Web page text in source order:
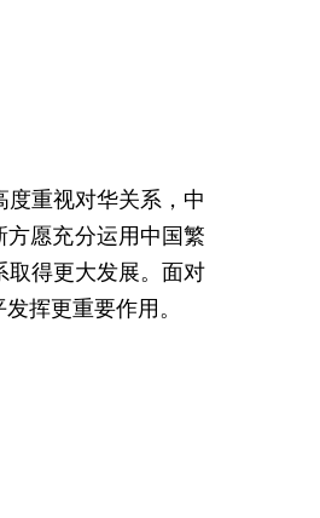
重视对华关系，中
方愿充分运用中国繁
取得更大发展。面对
挥更重要作用。